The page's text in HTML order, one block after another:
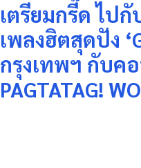
เตรียมกรี๊ด ไปกั
เพลงฮิตสุดปัง
กรุงเทพฯ กับค
PAGTATAG!